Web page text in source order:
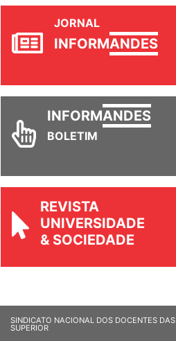
JORNAL
INFORMANDES
INFORMANDES
BOLETIM
REVISTA
UNIVERSIDADE
& SOCIEDADE
SINDICATO NACIONAL DOS DOCENTES
SUPERIOR